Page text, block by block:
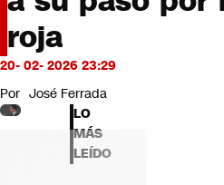
Futuro 360
Opinión
roja
20- 02- 2026 23:29
Por José Ferrada
LO
MÁS
LEÍDO